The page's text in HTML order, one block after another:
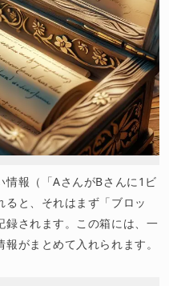
情報（「AさんがBさんに1ビ
ると、それはまず「ブロッ
録されます。この箱には、一
がまとめて入れられます。